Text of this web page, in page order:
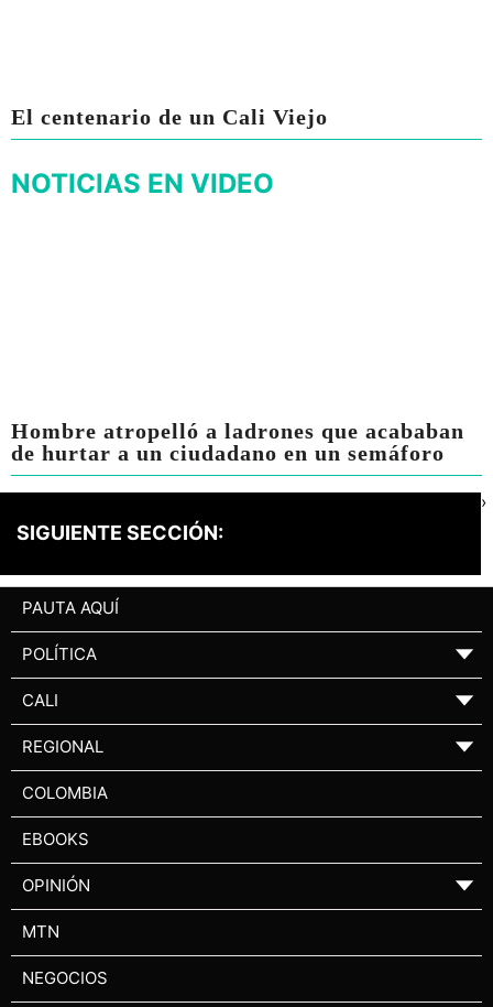
El centenario de un Cali Viejo
NOTICIAS EN VIDEO
Hombre atropelló a ladrones que acababan
de hurtar a un ciudadano en un semáforo
SIGUIENTE SECCIÓN:
›
PAUTA AQUÍ
POLÍTICA ▼
CALI ▼
REGIONAL ▼
COLOMBIA
EBOOKS
OPINIÓN ▼
MTN
NEGOCIOS